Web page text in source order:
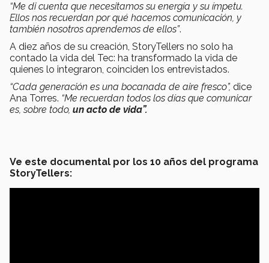
“Me di cuenta que necesitamos su energía y su ímpetu.
Ellos nos recuerdan por qué hacemos comunicación, y
también nosotros aprendemos de ellos”.
A diez años de su creación, StoryTellers no solo ha
contado la vida del Tec: ha transformado la vida de
quienes lo integraron, coinciden los entrevistados.
“Cada generación es una bocanada de aire fresco”, dice
Ana Torres. “Me recuerdan todos los días que comunicar
es, sobre todo, un acto de vida”.
Ve este documental por los 10 años del programa
StoryTellers: